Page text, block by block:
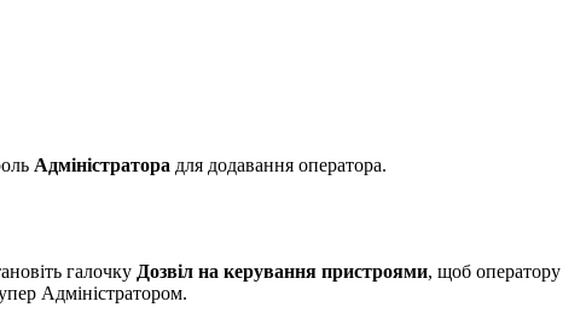
Адміністратора для додавання оператора.
галочку Дозвіл на керування пристроями, щоб оператору
Адміністратором.